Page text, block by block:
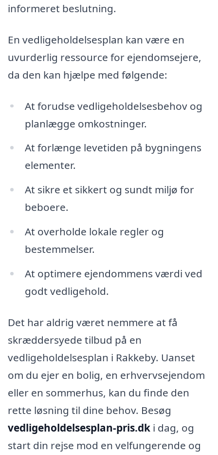
informeret beslutning.
En vedligeholdelsesplan kan være en
uvurderlig ressource for ejendomsejere,
da den kan hjælpe med følgende:
At forudse vedligeholdelsesbehov og
planlægge omkostninger.
At forlænge levetiden på bygningens
elementer.
At sikre et sikkert og sundt miljø for
beboere.
At overholde lokale regler og
bestemmelser.
At optimere ejendommens værdi ved
godt vedligehold.
Det har aldrig været nemmere at få
skræddersyede tilbud på en
vedligeholdelsesplan i Rakkeby. Uanset
om du ejer en bolig, en erhvervsejendom
eller en sommerhus, kan du finde den
rette løsning til dine behov. Besøg
vedligeholdelsesplan-pris.dk i dag, og
start din rejse mod en velfungerende og